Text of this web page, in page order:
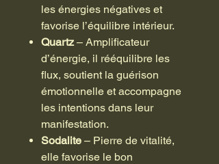
les énergies négatives et
favorise l’équilibre intérieur.
Quartz– Amplificateur
d’énergie, il rééquilibre les
flux, soutient la guérison
émotionnelle et accompagne
les intentions dans leur
manifestation.
Sodalite – Pierre de vitalité,
elle favorise le bon